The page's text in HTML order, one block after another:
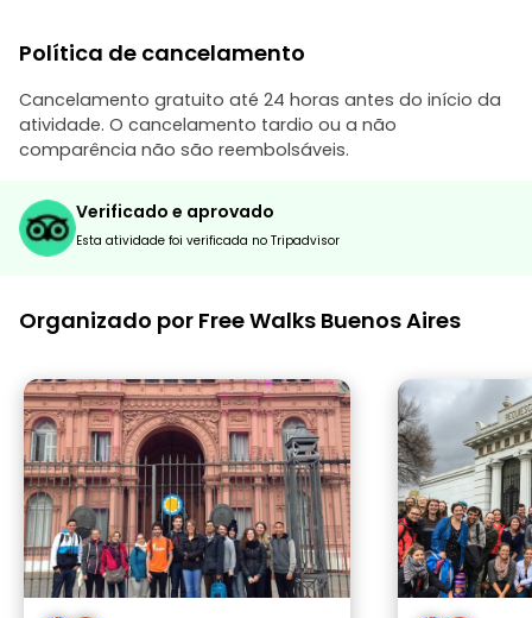
Política de cancelamento
Cancelamento gratuito até 24 horas antes do início da
atividade. O cancelamento tardio ou a não
comparência não são reembolsáveis.
Verificado e aprovado
Esta atividade foi verificada no Tripadvisor
Organizado por Free Walks Buenos Aires